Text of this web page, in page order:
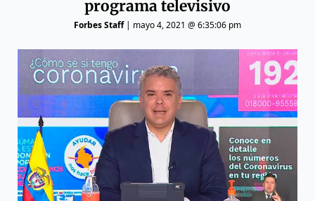
programa televisivo
Forbes Staff| mayo 4, 2021 @ 6:35:06 pm